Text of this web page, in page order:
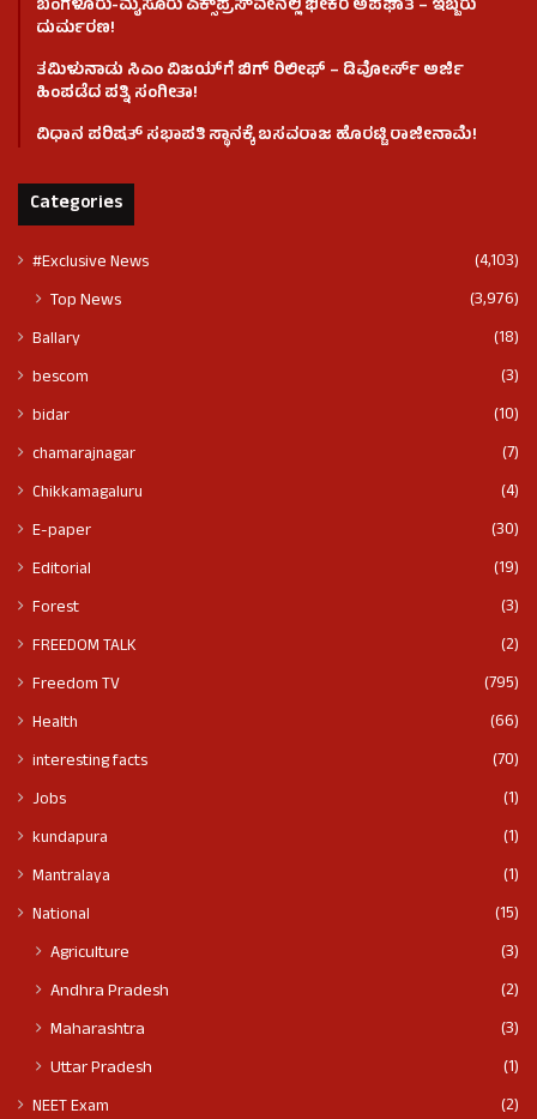
ಬೆಂಗಳೂರು-ಮೈಸೂರು ಎಕ್ಸ್‌ಪ್ರೆಸ್‌ವೇನಲ್ಲಿ ಭೀಕರ ಅಪಘಾತ – ಇಬ್ಬರು
ದುರ್ಮರಣ!
ತಮಿಳುನಾಡು ಸಿಎಂ ವಿಜಯ್‌ಗೆ ಬಿಗ್ ರಿಲೀಫ್ – ಡಿವೋರ್ಸ್ ಅರ್ಜಿ
ಹಿಂಪಡೆದ ಪತ್ನಿ ಸಂಗೀತಾ!
ವಿಧಾನ ಪರಿಷತ್ ಸಭಾಪತಿ ಸ್ಥಾನಕ್ಕೆ ಬಸವರಾಜ ಹೊರಟ್ಟಿ ರಾಜೀನಾಮೆ!
Categories
#Exclusive News (4,103)
Top News (3,976)
Ballary
(18)
bescom
(3)
bidar
(10)
chamarajnagar
(7)
Chikkamagaluru
(4)
E-paper
(30)
Editorial
(19)
Forest
(3)
FREEDOM TALK
(2)
Freedom TV
(795)
Health
(66)
interesting facts
(70)
Jobs
(1)
kundapura
(1)
Mantralaya
(1)
National
(15)
Agriculture
(3)
Andhra Pradesh
(2)
Maharashtra
(3)
Uttar Pradesh
(1)
NEET Exam
(2)